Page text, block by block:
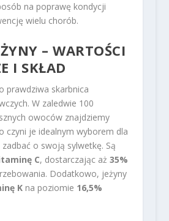
na poprawę kondycji
wielu chorób.
– WARTOŚCI
I SKŁAD
prawdziwa skarbnica
W zaledwie 100
owoców znajdziemy
czyni je idealnym wyborem dla
o swoją sylwetkę. Są
C, dostarczając aż 35%
Dodatkowo, jeżyny
Kna poziomie 16,5%